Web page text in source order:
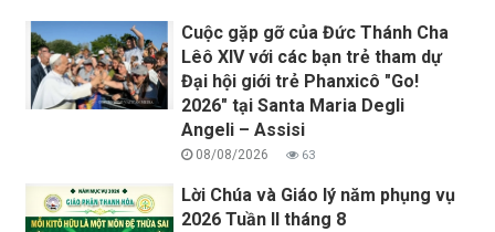
Cuộc gặp gỡ của Đức Thánh Cha
Lêô XIV với các bạn trẻ tham dự
Đại hội giới trẻ Phanxicô "Go!
2026" tại Santa Maria Degli
Angeli – Assisi
08/08/2026 63
Lời Chúa và Giáo lý năm phụng vụ
2026 Tuần II tháng 8